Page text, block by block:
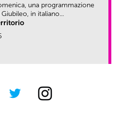
una programmazione
in italiano...